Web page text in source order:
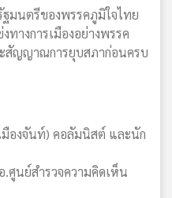
มนตรีของพรรคภูมิใจไทย
ทางการเมืองอย่างพรรค
สัญญาณการยุบสภาก่อนครบ
องจันท์) คอลัมนิสต์ และนัก
.ศูนย์สำรวจความคิดเห็น